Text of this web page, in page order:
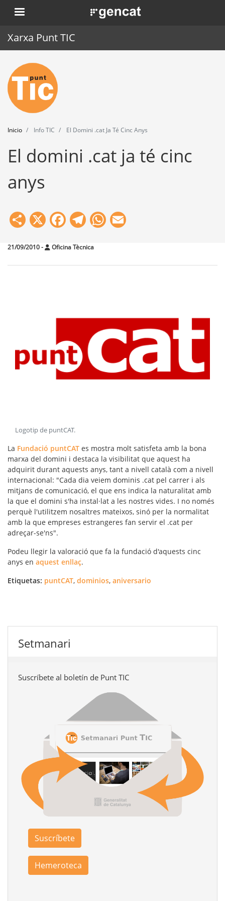
Pasar
al
. Obre en una nova finestra.
Xarxa Punt TIC
Inicio
Punt TIC
Actualidad
Agenda
Formación
Herramientas
Inicio Info TIC El Domini .cat Ja Té Cinc Anys
El domini .cat ja té cinc
anys
Share
X Facebook
Telegram
WhatsApp
21/09/2010- Oficina Tècnica
Logotip de puntCAT.
La Fundació puntCAT es mostra molt satisfeta amb la bona
marxa del domini i destaca la visibilitat que aquest ha
adquirit durant aquests anys, tant a nivell català com a nivell
internacional: "Cada dia veiem dominis .cat pel carrer i als
mitjans de comunicació, el que ens indica la naturalitat amb
la que el domini s'ha instal·lat a les nostres vides. I no només
perquè l'utilitzem nosaltres mateixos, sinó per la normalitat
amb la que empreses estrangeres fan servir el .cat per
adreçar-se'ns".
Podeu llegir la valoració que fa la fundació d'aquests cinc
anys en aquest enllaç.
Etiquetas: puntCAT, dominios, aniversario
Setmanari
Suscríbete al boletín de Punt TIC
Suscríbete
Hemeroteca